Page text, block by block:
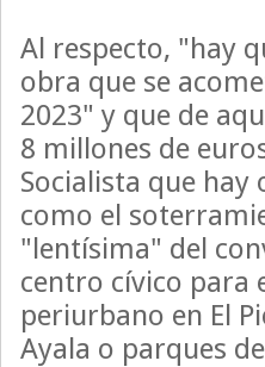
Al respecto, "hay
obra que se
2023" y que de
8 millones de
Socialista que
como el
"lentísima" del
centro cívico para
periurbano en El
Ayala o parques